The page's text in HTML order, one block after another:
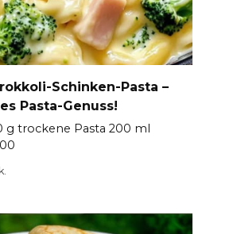
Schinken-Pasta –
Pasta-Genuss!
g trockene Pasta 200 ml